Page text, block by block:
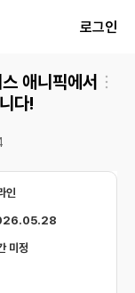
로그인
애니픽에서
다!
인
미정